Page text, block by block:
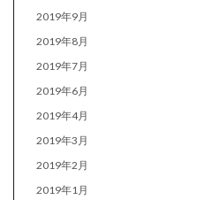
2019年9月
2019年8月
2019年7月
2019年6月
2019年4月
2019年3月
2019年2月
2019年1月